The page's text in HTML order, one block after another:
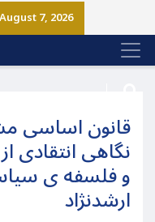
7, 2026
قانون اساسی
نگاهی انتقادی
و فلسفه ی
ارشدنژاد